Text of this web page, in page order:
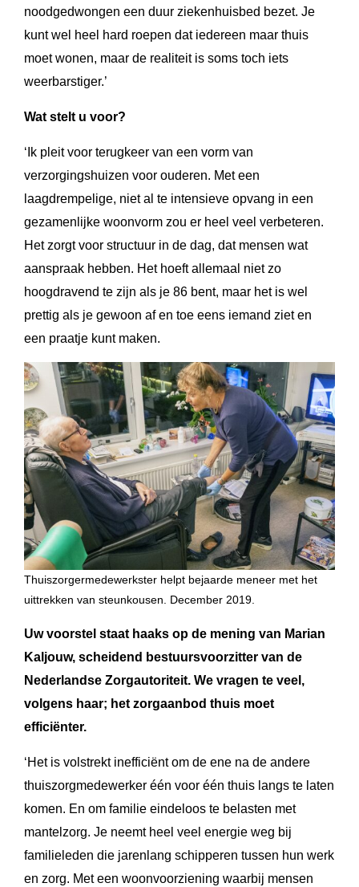
noodgedwongen een duur ziekenhuisbed bezet. Je
kunt wel heel hard roepen dat iedereen maar thuis
moet wonen, maar de realiteit is soms toch iets
weerbarstiger.’
Wat stelt u voor?
‘Ik pleit voor terugkeer van een vorm van
verzorgingshuizen voor ouderen. Met een
laagdrempelige, niet al te intensieve opvang in een
gezamenlijke woonvorm zou er heel veel verbeteren.
Het zorgt voor structuur in de dag, dat mensen wat
aanspraak hebben. Het hoeft allemaal niet zo
hoogdravend te zijn als je 86 bent, maar het is wel
prettig als je gewoon af en toe eens iemand ziet en
een praatje kunt maken.
Thuiszorgermedewerkster helpt bejaarde meneer met het
uittrekken van steunkousen. December 2019.
Uw voorstel staat haaks op de mening van Marian
Kaljouw, scheidend bestuursvoorzitter van de
Nederlandse Zorgautoriteit. We vragen te veel,
volgens haar; het zorgaanbod thuis moet
efficiënter.
‘Het is volstrekt inefficiënt om de ene na de andere
thuiszorgmedewerker één voor één thuis langs te laten
komen. En om familie eindeloos te belasten met
mantelzorg. Je neemt heel veel energie weg bij
familieleden die jarenlang schipperen tussen hun werk
en zorg. Met een woonvoorziening waarbij mensen